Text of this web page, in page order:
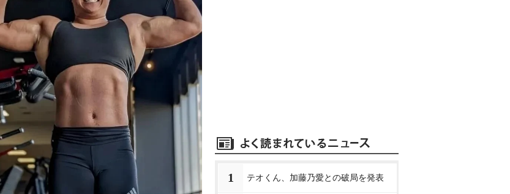
1 テオくん、加藤乃愛との破局を発表